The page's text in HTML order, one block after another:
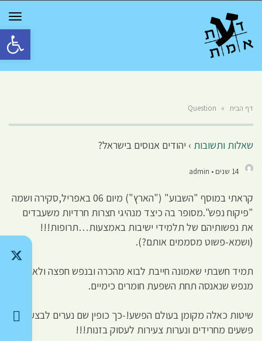
פתח
דף הבית »
Question
שאלות ותשובות › יהודים אנוסים בישראל?
14 שנים • admin
קראתי במוסף "השבוע" ("הארץ") מיום 06 באפריל,סקירה ושמה
"פיקוח נפש".מסופר בה כיצד מנהיגי חצרות חרדיות משעבדים
את נפשותיהם של תלמידי ישיבות באמצעות…תרופות!!!
(ושמא-פשוט מסממים אותם?).
תמיד חשבתי שאמונה חייבת לבוא מהכרה ובנפש חפצה ולא
מנפש שנאנסה תחת השפעת חומרים כימיים.
שיטות כאלה מקומן בעולם הפשע!-כך כופין שם נערים לבצע
פשעים מחרידים ונערות צעירות לעסוק בזנות!!!